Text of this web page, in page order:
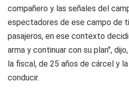
compañero y las señales del
espectadores de ese campo de
pasajeros, en ese contexto
arma y continuar con su plan",
la fiscal, de 25 años de cárcel y
conducir.